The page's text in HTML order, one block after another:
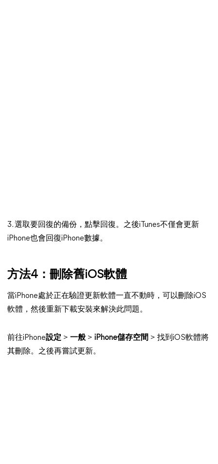
3. 選取要回復的備份，點擊回復。之後iTunes不僅會更新
iPhone也會回復iPhone數據。
方法4：刪除舊iOS軟體
當iPhone處於正在驗證更新軟體一直不動時，可以刪除iOS
軟體，然後重新下載安裝來解決此問題。
前往iPhone設定 > 一般 > iPhone儲存空間 > 找到iOS軟體將
其刪除。之後再嘗試更新。